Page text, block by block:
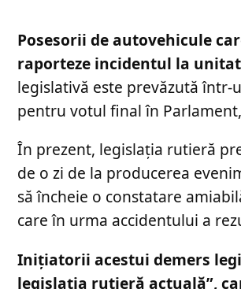
Posesorii de autovehicule
raporteze incidentul la
legislativă este prevăzută
pentru votul final în
În prezent, legislația rutieră
de o zi de la producerea
să încheie o constatare
care în urma accidentului a
Inițiatorii acestui demers
legislația rutieră actuală”,